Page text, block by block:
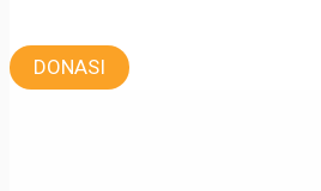
DONASI